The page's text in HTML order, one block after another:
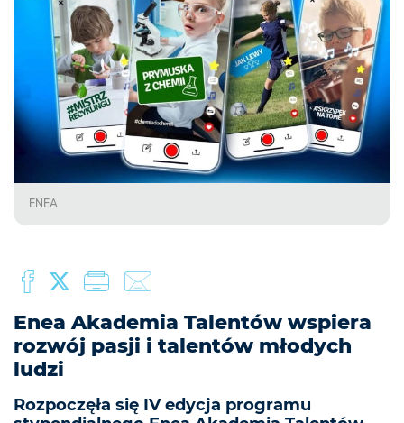
ENEA
Enea Akademia Talentów wspiera
rozwój pasji i talentów młodych
ludzi
Rozpoczęła się IV edycja programu